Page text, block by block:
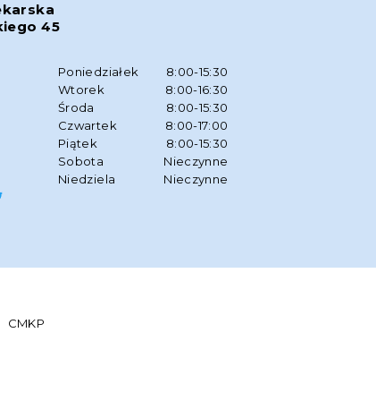
45
Poniedziałek
8:00-15:30
Wtorek
8:00-16:30
Środa
8:00-15:30
Czwartek
8:00-17:00
Piątek
8:00-15:30
Sobota
Nieczynne
Niedziela
Nieczynne
CMKP